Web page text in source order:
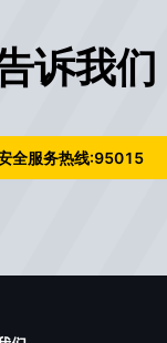
诉我们
全服务热线:95015